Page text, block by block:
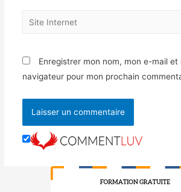
Enregistrer mon nom, mon e-mail et
navigateur pour mon prochain